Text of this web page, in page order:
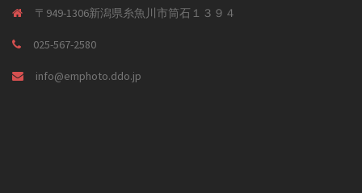
〒949-1306新潟県糸魚川市筒石１３９４
025-567-2580
info@emphoto.ddo.jp